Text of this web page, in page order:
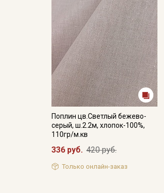
Поплин цв.Светлый бежево-
серый, ш.2.2м, хлопок-100%,
110гр/м.кв
336 руб. 420 руб.
Только онлайн-заказ